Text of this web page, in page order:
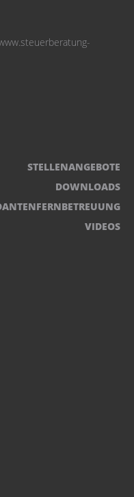
STELLENANGEBOTE
DOWNLOADS
VIDEOS